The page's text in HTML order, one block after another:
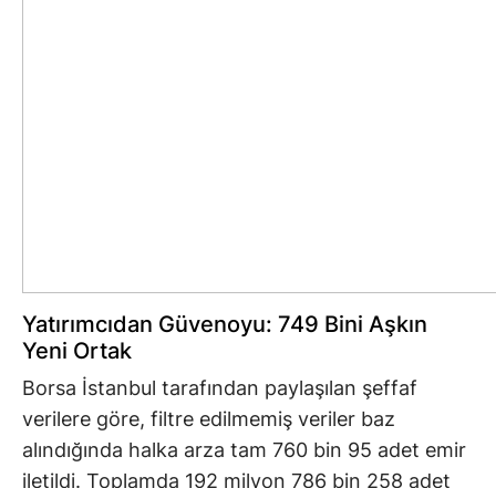
Yatırımcıdan Güvenoyu: 749 Bini Aşkın
Yeni Ortak
Borsa İstanbul tarafından paylaşılan şeffaf
verilere göre, filtre edilmemiş veriler baz
alındığında halka arza tam 760 bin 95 adet emir
iletildi. Toplamda 192 milyon 786 bin 258 adet